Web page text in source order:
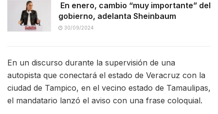
En enero, cambio “muy importante” del
gobierno, adelanta Sheinbaum
30/09/2024
En un discurso durante la supervisión de una
autopista que conectará el estado de Veracruz con la
ciudad de Tampico, en el vecino estado de Tamaulipas,
el mandatario lanzó el aviso con una frase coloquial.